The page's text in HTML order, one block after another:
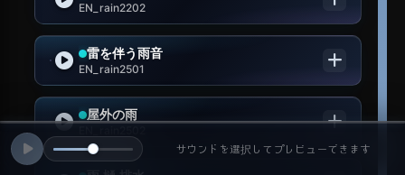
EN_rain2202
雷を伴う雨音
EN_rain2501
屋外の雨
サウンドを選択してプレビューできます